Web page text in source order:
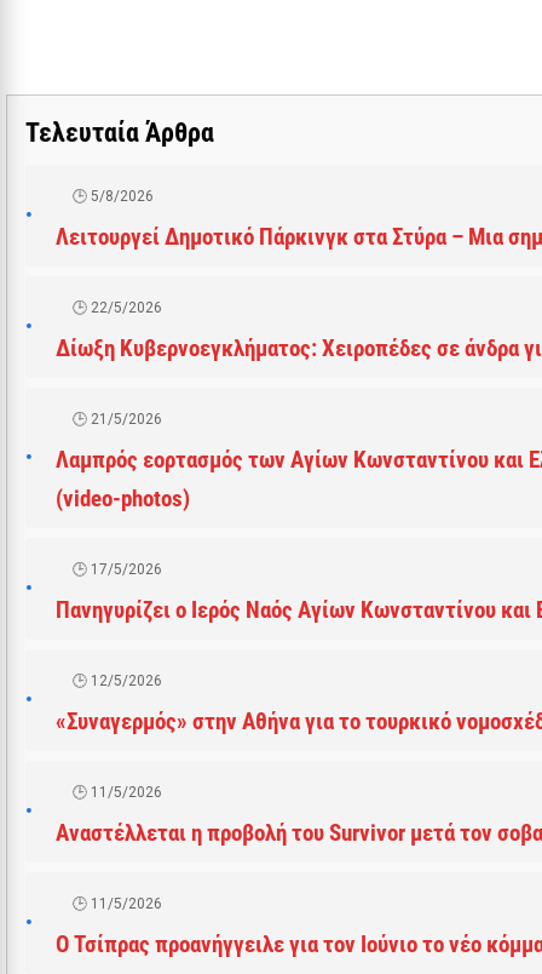
Τελευταία Άρθρα
5/8/2026
Λειτουργεί Δημοτικό Πάρκινγκ στα Στύρα – Μια
22/5/2026
Δίωξη Κυβερνοεγκλήματος: Χειροπέδες σε άνδρα
21/5/2026
Λαμπρός εορτασμός των Αγίων Κωνσταντίνου και
(video-photos)
17/5/2026
Πανηγυρίζει ο Ιερός Ναός Αγίων Κωνσταντίνου
12/5/2026
«Συναγερμός» στην Αθήνα για το τουρκικό
11/5/2026
Αναστέλλεται η προβολή του Survivor μετά τον
11/5/2026
Ο Τσίπρας προανήγγειλε για τον Ιούνιο το νέο